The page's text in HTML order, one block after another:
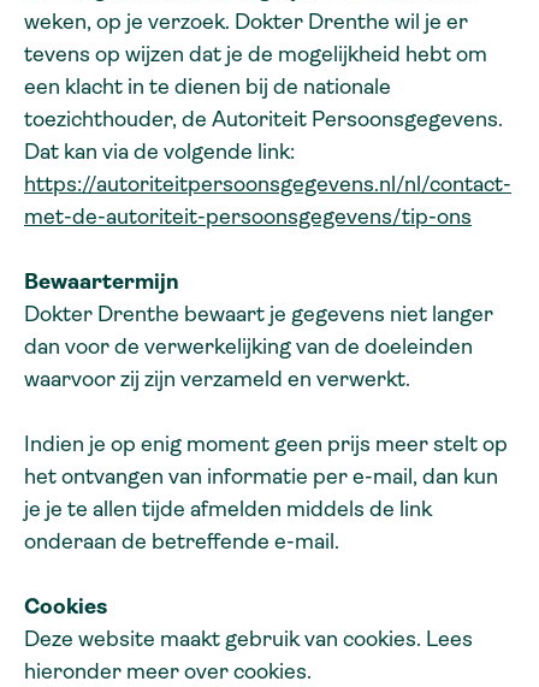
weken, op je verzoek. Dokter Drenthe wil je er
tevens op wijzen dat je de mogelijkheid hebt om
een klacht in te dienen bij de nationale
toezichthouder, de Autoriteit Persoonsgegevens.
Dat kan via de volgende link:
https://autoriteitpersoonsgegevens.nl/nl/contact-
met-de-autoriteit-persoonsgegevens/tip-ons
Bewaartermijn
Dokter Drenthe bewaart je gegevens niet langer
dan voor de verwerkelijking van de doeleinden
waarvoor zij zijn verzameld en verwerkt.
Indien je op enig moment geen prijs meer stelt op
het ontvangen van informatie per e-mail, dan kun
je je te allen tijde afmelden middels de link
onderaan de betreffende e-mail.
Cookies
Deze website maakt gebruik van cookies. Lees
hieronder meer over cookies.